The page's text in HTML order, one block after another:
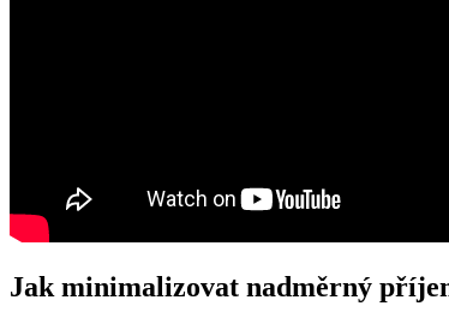
Jak minimalizovat nadměrný